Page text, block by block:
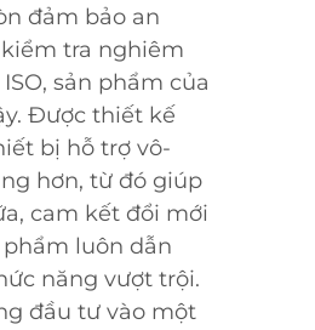
đảm bảo an
tra nghiêm
sản phẩm của
Được thiết kế
bị hỗ trợ vô-
hơn, từ đó giúp
cam kết đổi mới
luôn dẫn
năng vượt trội.
đầu tư vào một